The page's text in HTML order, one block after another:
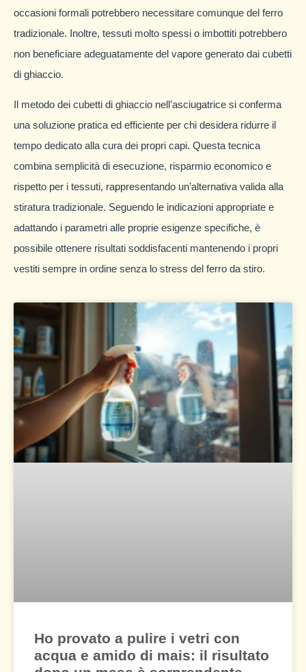
Ho provato a pulire i vetri con
acqua e amido di mais: il risultato
occasioni formali potrebbero necessitare comunque del ferro
tradizionale. Inoltre, tessuti molto spessi o imbottiti potrebbero
non beneficiare adeguatamente del vapore generato dai cubetti
di ghiaccio.
Il metodo dei cubetti di ghiaccio nell’asciugatrice si conferma
una soluzione pratica ed efficiente per chi desidera ridurre il
tempo dedicato alla cura dei propri capi. Questa tecnica
combina semplicità di esecuzione, risparmio economico e
rispetto per i tessuti, rappresentando un’alternativa valida alla
stiratura tradizionale. Seguendo le indicazioni appropriate e
adattando i parametri alle proprie esigenze specifiche, è
possibile ottenere risultati soddisfacenti mantenendo i propri
vestiti sempre in ordine senza lo stress del ferro da stiro.